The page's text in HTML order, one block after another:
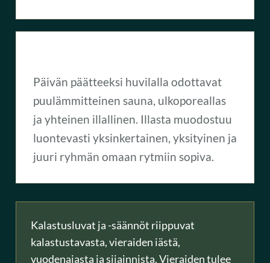
Päivän päätteeksi huvilalla odottavat
puulämmitteinen sauna, ulkoporeallas
ja yhteinen illallinen. Illasta muodostuu
luontevasti yksinkertainen, yksityinen ja
juuri ryhmän omaan rytmiin sopiva.
Kalastusluvat ja -säännöt riippuvat
kalastustavasta, vieraiden iästä,
vuodenajasta ja sijainnista. Vieraiden tulee